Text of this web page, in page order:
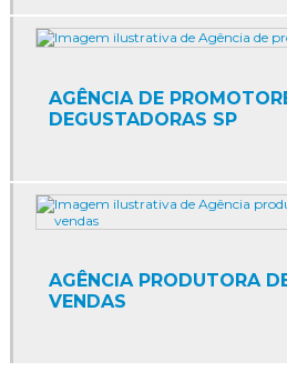
Agência de marketing
Agência de promoção
Agência de promoções e eventos
AGÊNCIA DE
DEGUSTADORAS SP
AGÊNCIA PRODUTORA
VENDAS